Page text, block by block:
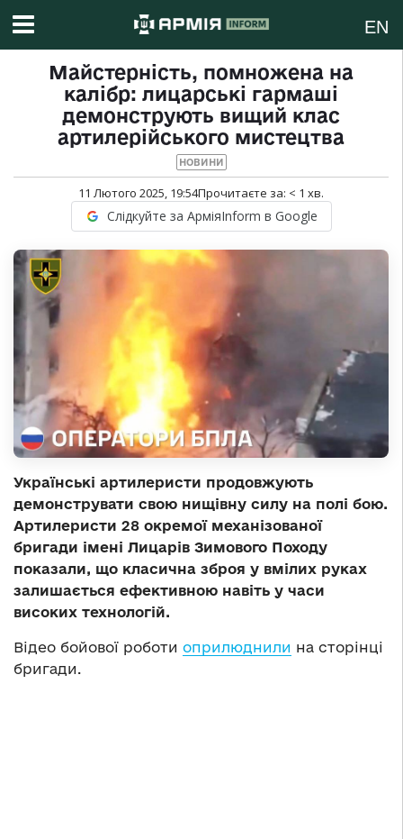
EN
Майстерність, помножена на
калібр: лицарські гармаші
демонструють вищий клас
артилерійського мистецтва
НОВИНИ
11 Лютого 2025, 19:54Прочитаєте за: < 1 хв.
Слідкуйте за АрміяInform в Google
Українські артилеристи продовжують
демонструвати свою нищівну силу на полі бою.
Артилеристи 28 окремої механізованої
бригади імені Лицарів Зимового Походу
показали, що класична зброя у вмілих руках
залишається ефективною навіть у часи
високих технологій.
Відео бойової роботи оприлюднили на сторінці
бригади.